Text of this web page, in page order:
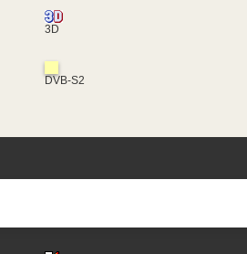
3D
DVB-S2